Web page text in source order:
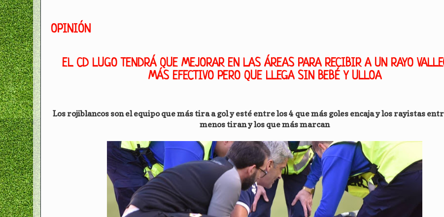
OPINIÓN
EL CD LUGO TENDRÁ QUE MEJORAR EN LAS ÁREAS PARA RECIBIR A UN RAYO
MÁS EFECTIVO PERO QUE LLEGA SIN BEBÉ Y ULLOA
Los rojiblancos son el equipo que más tira a gol y esté entre los 4 que más goles encaja y los rayistas
menos tiran y los que más marcan